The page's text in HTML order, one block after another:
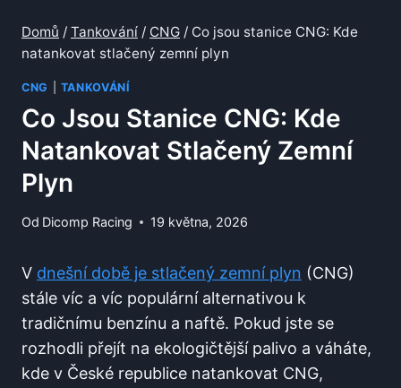
Domů / Tankování / CNG / Co jsou stanice CNG: Kde
natankovat stlačený zemní plyn
CNG TANKOVÁNÍ
Co Jsou Stanice CNG: Kde
Natankovat Stlačený Zemní
Plyn
Od Dicomp Racing 19 května, 2026
V dnešní době je stlačený zemní plyn (CNG)
stále víc a víc populární alternativou k
tradičnímu benzínu a naftě. Pokud jste se
rozhodli přejít na ekologičtější palivo a váháte,
kde v České republice natankovat CNG,